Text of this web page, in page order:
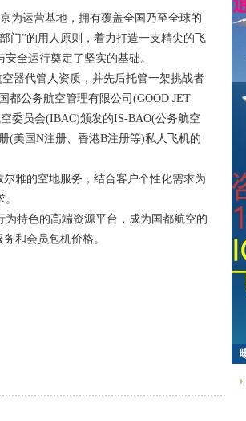
运营基地，拥有覆盖全国乃至全球的
门”的用人原则，着力打造一支精尖的飞
全运行奠定了坚实的基础。
器代管人资质，并先后托管一架挑战者
都公务航空管理有限公司(GOOD JET
委员会(IBAC)颁发的IS-BAO(公务航空
(美国N注册、香港B注册等)私人飞机的
雅的空地服务，结合客户个性化需求为
特色的高端资源平台，成为国都航空的
和会员包机价格。